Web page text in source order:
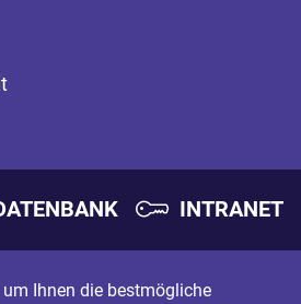
INTRANET
Ihnen die bestmögliche